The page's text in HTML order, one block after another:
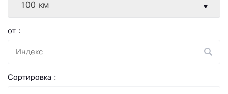
100 км
от :
Сортировка :